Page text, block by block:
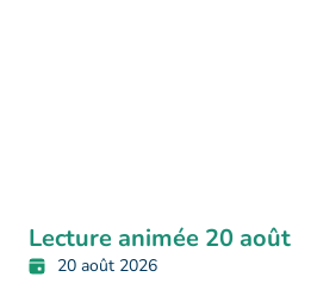
Lecture animée 20 août
20 août 2026